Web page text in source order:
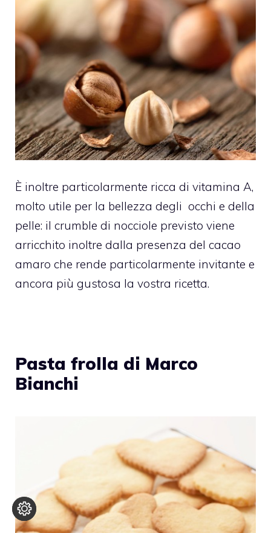
È inoltre particolarmente ricca di vitamina A,
molto utile per la bellezza degli occhi e della
pelle: il crumble di nocciole previsto viene
arricchito inoltre dalla presenza del cacao
amaro che rende particolarmente invitante e
ancora più gustosa la vostra ricetta.
Pasta frolla di Marco
Bianchi